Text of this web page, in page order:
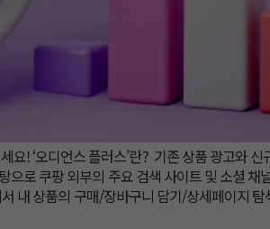
! ‘오디언스 플러스’란? 기존 상품 광고와
로 쿠팡 외부의 주요 검색 사이트 및 소셜 채
내 상품의 구매/장바구니 담기/상세페이지